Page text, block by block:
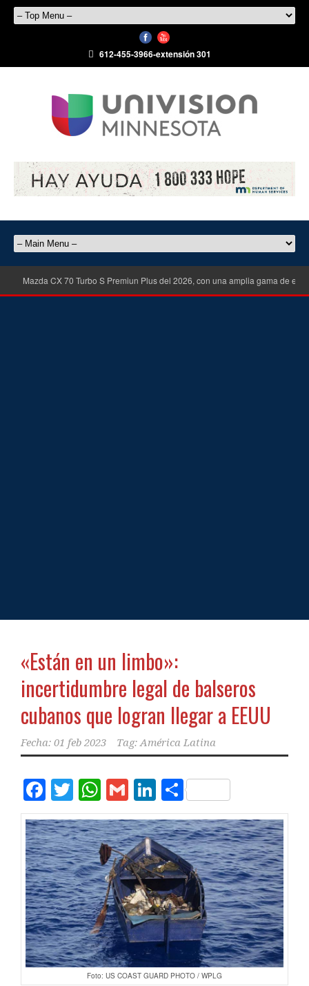
612-455-3966-extensión 301
Mazda CX 70 Turbo S Premiun Plus del 2026, con una amplia gama de
«Están en un limbo»:
incertidumbre legal de balseros
cubanos que logran llegar a EEUU
Fecha: 01 feb 2023 Tag:América Latina
Facebook
Twitter
WhatsApp
GmailLinkedIn
Compartir
Foto: US COAST GUARD PHOTO / WPLG